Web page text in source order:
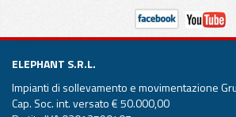
ELEPHANT S.R.L.
Impianti di sollevamento e movimentazione
Cap. Soc. int. versato € 50.000,00